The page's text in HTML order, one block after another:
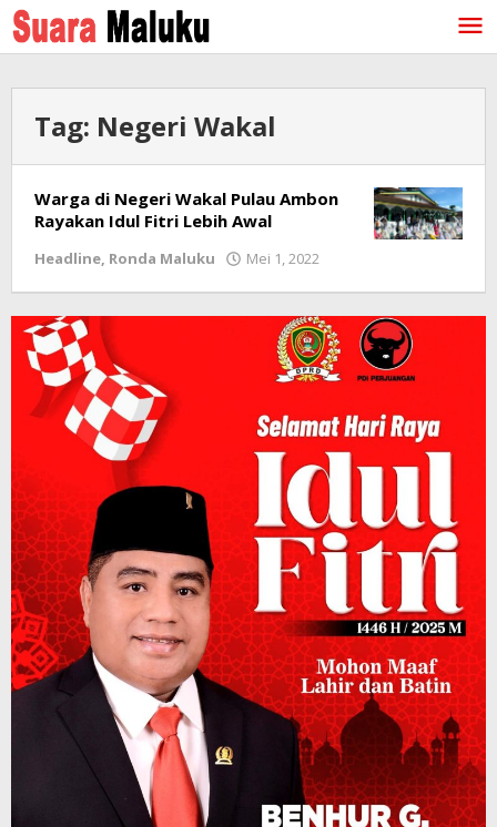
Lewati
ke
konten
Tag: Negeri Wakal
Warga di Negeri Wakal Pulau Ambon
Rayakan Idul Fitri Lebih Awal
Headline, Ronda Maluku Mei 1, 2022